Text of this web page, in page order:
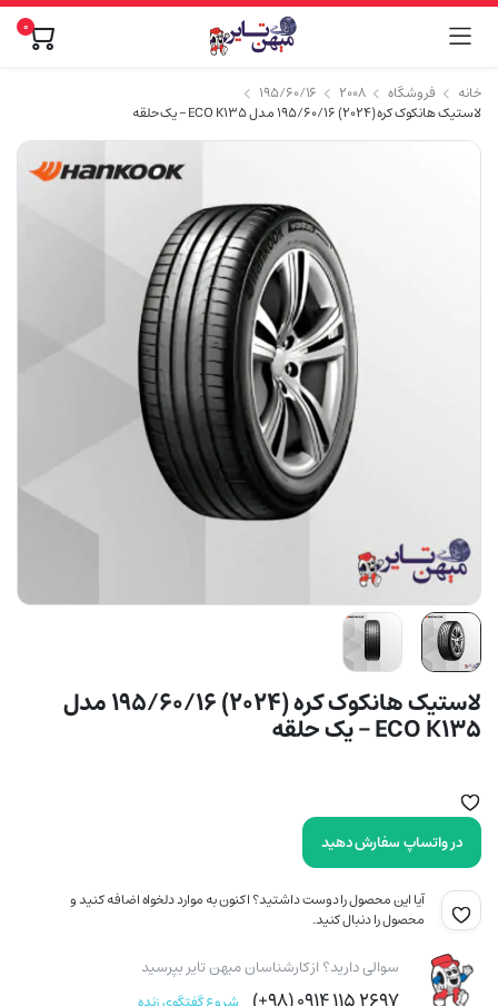
0
خانه فروشگاه ۲۰۰۸
۱۹۵/۶۰/۱۶
لاستیک هانکوک کره (2024) 195/60/16 مدل ECO K135 – یک حلقه
لاستیک هانکوک کره (2024) 195/60/16 مدل
ECO K135 – یک حلقه
در واتساپ سفارش دهید
آیا این محصول را دوست داشتید؟ اکنون به موارد دلخواه اضافه کنید و
محصول را دنبال کنید.
سوالی دارید؟ از کارشناسان میهن تایر بپرسید